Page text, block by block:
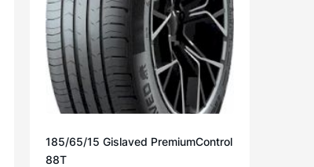
185/65/15 Gislaved PremiumControl
88T